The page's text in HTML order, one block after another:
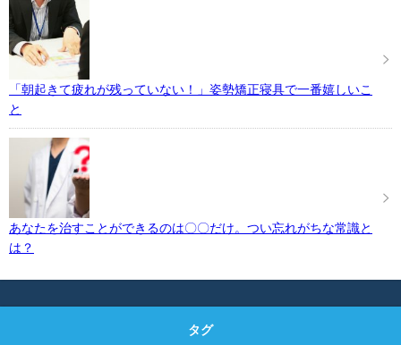
「朝起きて疲れが残っていない！」姿勢矯正寝具で一番嬉しいこ
と
あなたを治すことができるのは〇〇だけ。つい忘れがちな常識と
は？
タグ